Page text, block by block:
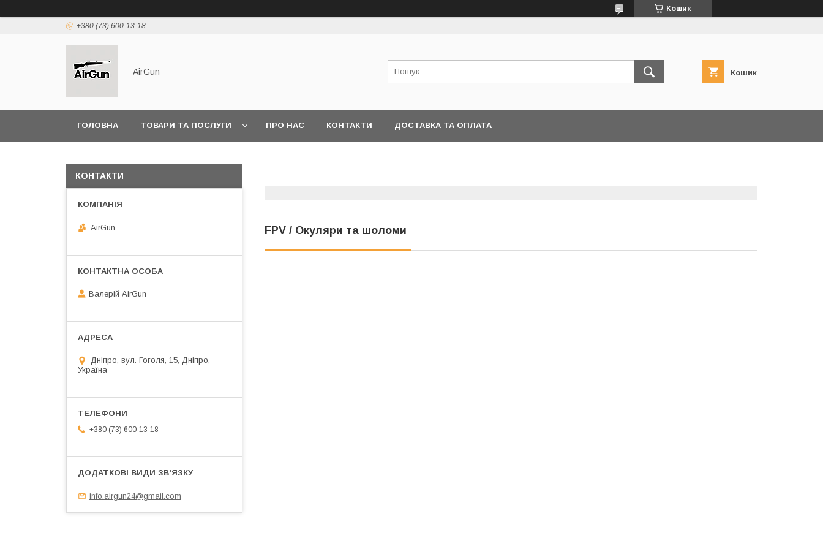
Кошик
+380 (73) 600-13-18
AirGun Кошик
ГОЛОВНА ТОВАРИ ТА ПОСЛУГИ ПРО НАС КОНТАКТИ ДОСТАВКА ТА ОПЛАТА
FPV / Окуляри та шоломи
КОНТАКТИ
AirGun
Валерій AirGun
Дніпро, вул. Гоголя, 15, Дніпро,
Україна
+380 (73) 600-13-18
info.airgun24@gmail.com